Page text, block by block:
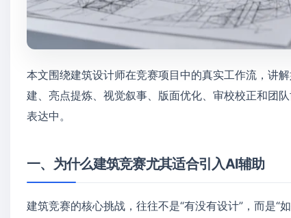
本文围绕建筑设计师在竞赛项目中的真实工作流，讲
建、亮点提炼、视觉叙事、版面优化、审校校正和团
表达中。
一、为什么建筑竞赛尤其适合引入AI辅助
建筑竞赛的核心挑战，往往不是“有没有设计”，而是“